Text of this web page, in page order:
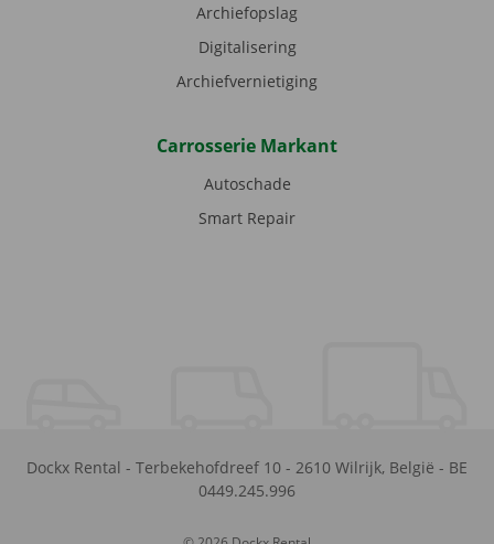
Archiefopslag
Digitalisering
Archiefvernietiging
Carrosserie Markant
Autoschade
Smart Repair
Dockx Rental - Terbekehofdreef 10 - 2610 Wilrijk, België - BE
0449.245.996